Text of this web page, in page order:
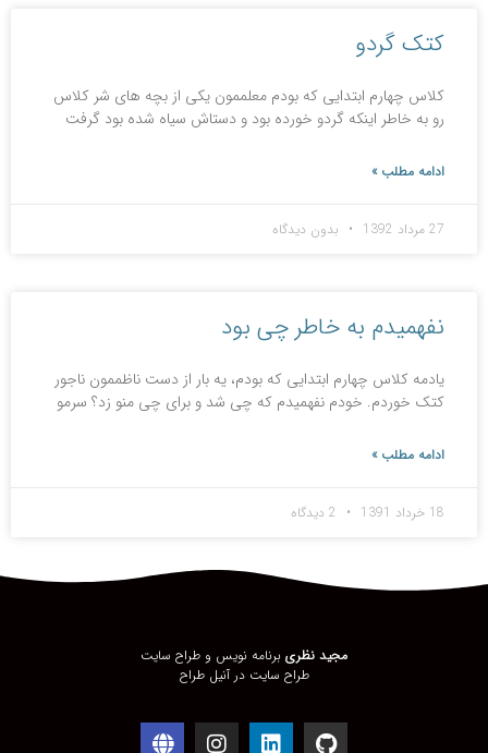
کتک گردو
کلاس چهارم ابتدایی که بودم معلممون یکی از بچه های شر کلاس
رو به خاطر اینکه گردو خورده بود و دستاش سیاه شده بود گرفت
ادامه مطلب »
27 مرداد 1392 بدون دیدگاه
نفهمیدم به خاطر چی بود
یادمه کلاس چهارم ابتدایی که بودم، یه بار از دست ناظممون ناجور
کتک خوردم. خودم نفهمیدم که چی شد و برای چی منو زد؟ سرمو
ادامه مطلب »
18 خرداد 1391
مجید نظری برنامه نویس و طراح سایت
طراح سایت درآنیل طراح